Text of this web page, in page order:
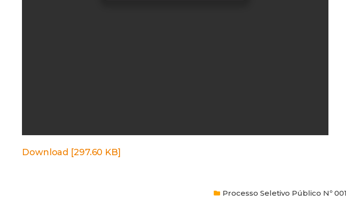
Download [297.60 KB]
Processo Seletivo Público Nº